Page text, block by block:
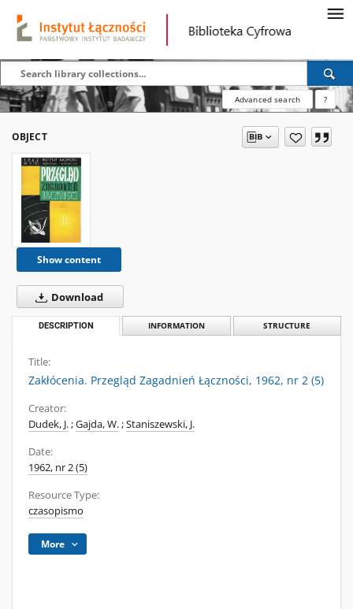
Advanced search ?
OBJECT
Show content
Download
DESCRIPTION INFORMATION STRUCTURE
Title:
Zakłócenia. Przegląd Zagadnień Łączności, 1962, nr 2 (5)
Creator:
Dudek, J.;Gajda, W.;Staniszewski, J.
Date:
1962, nr 2 (5)
Resource Type:
czasopismo
More